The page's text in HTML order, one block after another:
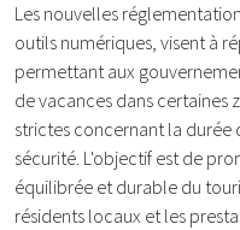
Les nouvelles
outils numériques, visent à
permettant aux
de vacances dans certaines
strictes concernant la durée
sécurité. L'objectif est de
équilibrée et durable du
résidents locaux et les